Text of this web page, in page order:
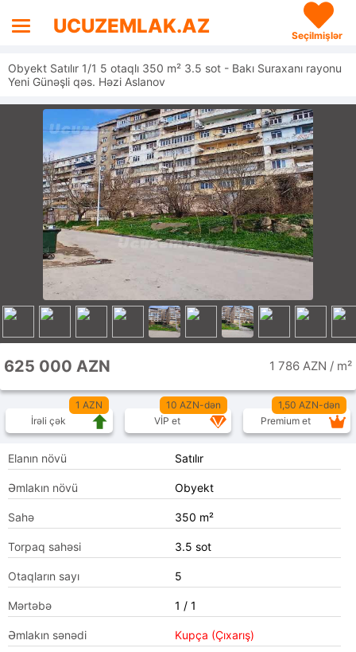
UCUZEMLAK.AZ Seçilmişlər
Obyekt Satılır 1/1 5 otaqlı 350 m² 3.5 sot - Bakı Suraxanı rayonu
Yeni Günəşli qəs. Həzi Aslanov
625 000 AZN 1 786 AZN / m²
1 AZN
İrəli çək
10 AZN-dən
VİP et
1,50 AZN-dən
Premium et
Elanın növü Satılır
Əmlakın növü Obyekt
Sahə 350 m²
Torpaq sahəsi 3.5 sot
Otaqların sayı 5
Mərtəbə 1 / 1
Əmlakın sənədi Kupça (Çıxarış)